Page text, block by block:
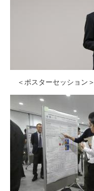
＜ポスターセッション＞